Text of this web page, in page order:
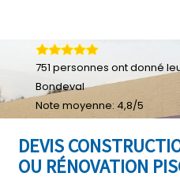
DEVIS
OU RÉNOVATION
751 personnes ont donné
Bondeval
Note moyenne: 4,8/5